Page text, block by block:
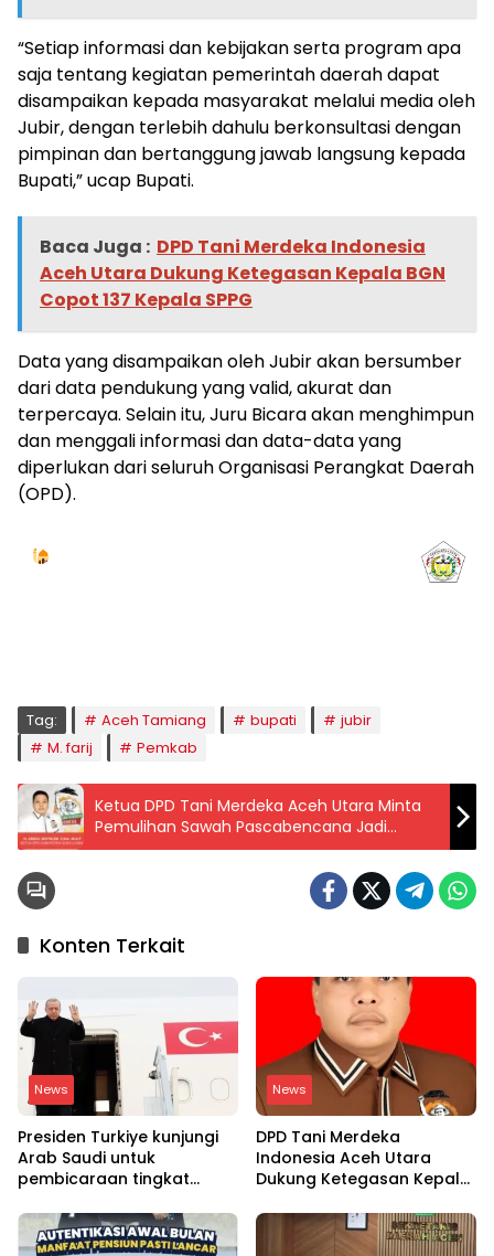
“Setiap informasi dan kebijakan serta program apa
saja tentang kegiatan pemerintah daerah dapat
disampaikan kepada masyarakat melalui media oleh
Jubir, dengan terlebih dahulu berkonsultasi dengan
pimpinan dan bertanggung jawab langsung kepada
Bupati,” ucap Bupati.
Baca Juga : DPD Tani Merdeka Indonesia
Aceh Utara Dukung Ketegasan Kepala BGN
Copot 137 Kepala SPPG
Data yang disampaikan oleh Jubir akan bersumber
dari data pendukung yang valid, akurat dan
terpercaya. Selain itu, Juru Bicara akan menghimpun
dan menggali informasi dan data-data yang
diperlukan dari seluruh Organisasi Perangkat Daerah
(OPD).
Tag: Aceh Tamiang bupati
jubir
M. farij
Pemkab
Ketua DPD Tani Merdeka Aceh Utara Minta
Pemulihan Sawah Pascabencana Jadi
Prioritas
Konten Terkait
News
Presiden Turkiye kunjungi
Arab Saudi untuk
pembicaraan tingkat
mahkota Saudi dan PM
Pakistan
News
DPD Tani Merdeka
Indonesia Aceh Utara
Dukung Ketegasan Kepala
SPPG